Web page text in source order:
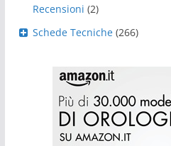
Recensioni (2)
Schede Tecniche (266)